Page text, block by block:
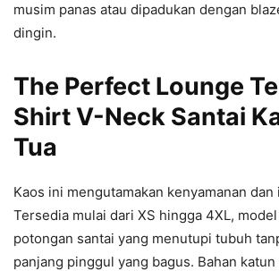
musim panas atau dipadukan dengan
dingin.
The Perfect Lounge
Shirt V-Neck Santai
Tua
Kaos ini mengutamakan kenyamanan
Tersedia mulai dari XS hingga 4XL,
potongan santai yang menutupi tubuh
panjang pinggul yang bagus. Bahan